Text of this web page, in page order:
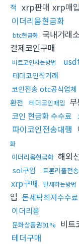
적 xrp판매 xrp매입
이더리움현금화
btc현금화 국내거래
결제코인구매
비트코인사는방법
테더코인직거래
코인전송 otc공식업체
환전
테더코인매입
코인 현금화 수수료
파이코인전송대행
화
이더리움현금화 해외
sol구입
트론리플전
xrp구매
탈세하는방법
입 돈세탁최저수수료
이더리움
문화상품권91% 비트
테더구매